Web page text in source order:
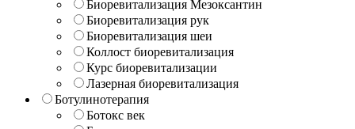
Биоревитализация Мезоксантин
Биоревитализация рук
Биоревитализация шеи
Коллост биоревитализация
Курс биоревитализации
Лазерная биоревитализация
Ботулинотерапия
Ботокс век